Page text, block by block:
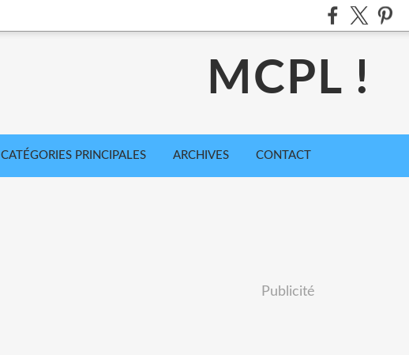
MCPL !
CATÉGORIES PRINCIPALES ARCHIVES CONTACT
Publicité